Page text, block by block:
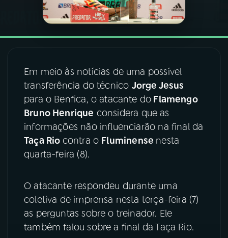
PODCASTS
07ÚLTIMAS
FESTIVAL DE MÚSICA
ACOMPANHE A RÁDIO NACIONAL
Instagram X
TikTok
Em meio às notícias de uma possível
transferência do técnico Jorge Jesus
para o Benfica, o atacante do Flamengo
Bruno Henrique considera que as
informações não influenciarão na final da
Taça Rio contra o Fluminense nesta
quarta-feira (8).
O atacante respondeu durante uma
coletiva de imprensa nesta terça-feira (7)
as perguntas sobre o treinador. Ele
também falou sobre a final da Taça Rio.